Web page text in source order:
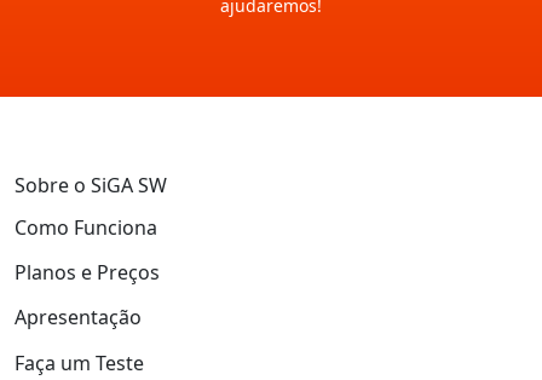
ajudaremos!
Sobre o SiGA SW
Como Funciona
Planos e Preços
Apresentação
Faça um Teste